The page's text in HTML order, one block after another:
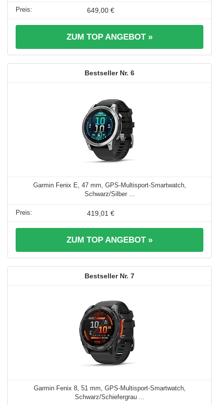
649,00 €
ZUM TOP ANGEBOT »
6
Garmin Fenix E, 47 mm, GPS-Multisport-Smartwatch,
Schwarz/Silber ...
419,01 €
ZUM TOP ANGEBOT »
7
Garmin Fenix 8, 51 mm, GPS-Multisport-Smartwatch,
Schwarz/Schiefergrau ...